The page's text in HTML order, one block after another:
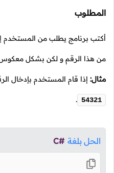
المطلوب
أكتب برنامج يطلب من
من هذا الرقم و لكن بشكل
مثال: إذا قام المستخدم بإدخال
54321
.
الحل بلغة C#